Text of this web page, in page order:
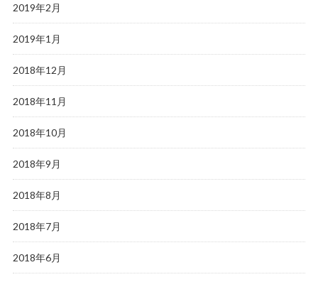
2019年2月
2019年1月
2018年12月
2018年11月
2018年10月
2018年9月
2018年8月
2018年7月
2018年6月